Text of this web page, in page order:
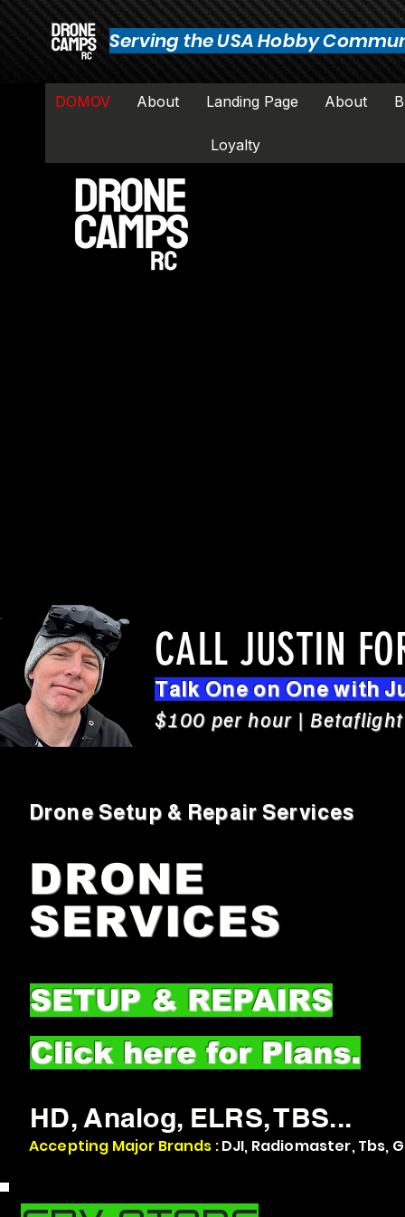
Serving the USA Hobby
DOMOV About Landing Page About
Loyalty
CALL JUSTIN
Talk One on One with
$100 per hour |
Drone Setup & Repair Services
DRONE
SERVICES
SETUP & REPAIRS
Click here for Plans.
HD, Analog, ELRS, TBS...
Accepting Major Brands :DJI, Radiomaster, Tbs,